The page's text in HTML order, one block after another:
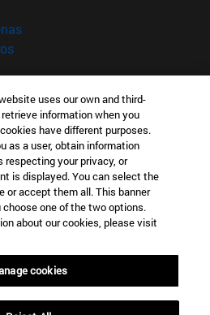
(abre en nueva ventana)
(abre en nueva ventana)
uses our own and third-
information when you
have different purposes.
as a user, obtain information
respecting your privacy, or
is displayed. You can select the
or accept them all. This banner
one of the two options.
about our cookies, please visit
cookies